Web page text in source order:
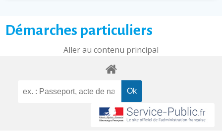
Démarches particuliers
Aller au contenu principal